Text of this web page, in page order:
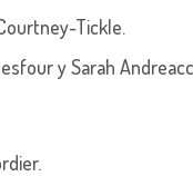
Tickle.
ySarah